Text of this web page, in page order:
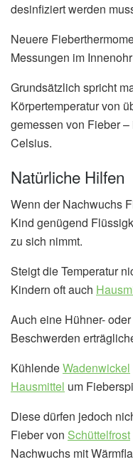
desinfiziert werden
Neuere
Messungen im
Grundsätzlich spricht
Körpertemperatur von
gemessen von Fieber
Celsius.
Natürliche Hilfen
Wenn der Nachwuchs
Kind genügend
zu sich nimmt.
Steigt die Temperatur
Kindern oft auch
Auch eine Hühner- oder
Beschwerden
KühlendeWadenwickel
Hausmittel um
Diese dürfen jedoch
Fieber von Schüttelfrost
Nachwuchs mit